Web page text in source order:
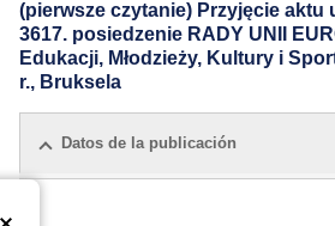
(pierwsze czytanie) Przyjęcie aktu
3617. posiedzenie RADY UNII
Edukacji, Młodzieży, Kultury i
r., Bruksela
Datos de la publicación